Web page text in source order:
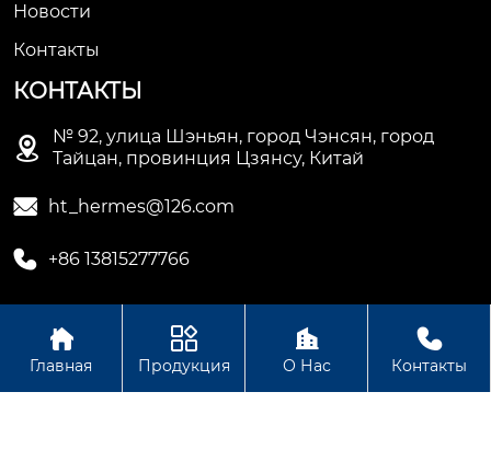
Новости
Контакты
КОНТАКТЫ

№ 92, улица Шэньян, город Чэнсян, город
Тайцан, провинция Цзянсу, Китай
 ht_hermes@126.com
 +86 13815277766
Авторское право © Сучжоуское ООО
электромеханической промышленности Хету

Главная

Продукция

О Нас

Контакты